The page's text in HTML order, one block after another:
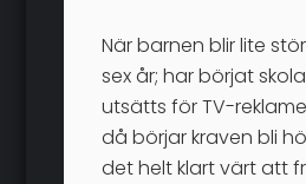
När barnen blir lite
sex år; har börjat
utsätts för TV-
då börjar kraven bli
det helt klart värt att